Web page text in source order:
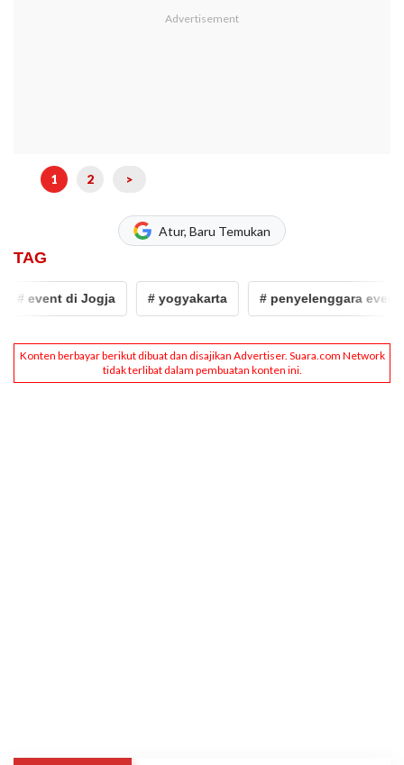
1 2 >
Atur, Baru Temukan
TAG
# event di Jogja # yogyakarta # penyelenggara event